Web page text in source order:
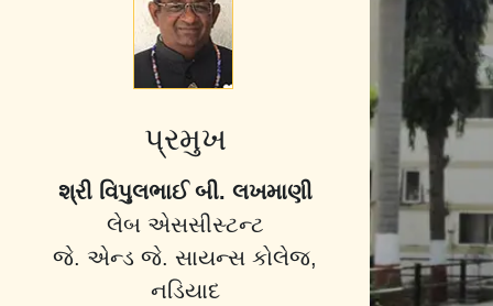
પ્રમુખ
શ્રી વિપુલભાઈ બી. લખમાણી
લેબ એસસીસ્ટન્ટ
જે. એન્ડ જે. સાયન્સ કોલેજ,
નડિયાદ